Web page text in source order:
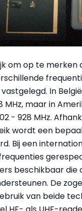
om op te merken
In
maar in
- 928 MHz.
wordt een
Bij een
beschikbaar die
De
van beide